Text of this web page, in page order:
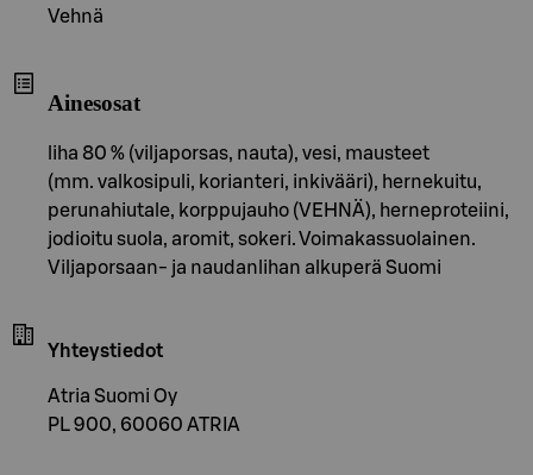
Vehnä
Ainesosat
liha 80 % (viljaporsas, nauta), vesi, mausteet
(mm. valkosipuli, korianteri, inkivääri), hernekuitu,
perunahiutale, korppujauho (VEHNÄ), herneproteiini,
jodioitu suola, aromit, sokeri. Voimakassuolainen.
Viljaporsaan- ja naudanlihan alkuperä Suomi
Yhteystiedot
Atria Suomi Oy
PL 900, 60060 ATRIA